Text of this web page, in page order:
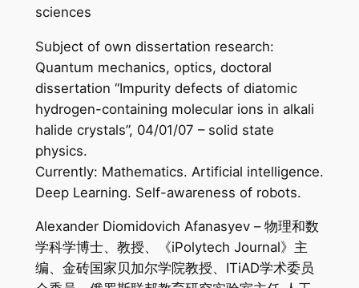
sciences
Subject of own dissertation research:
Quantum mechanics, optics, doctoral
dissertation “Impurity defects of diatomic
hydrogen-containing molecular ions in alkali
halide crystals”, 04/01/07 – solid state
physics.
Currently: Mathematics. Artificial intelligence.
Deep Learning. Self-awareness of robots.
Alexander Diomidovich Afanasyev – 物理和数
学科学博士、教授、《iPolytech Journal》主
编、金砖国家贝加尔学院教授、ITiAD学术委员